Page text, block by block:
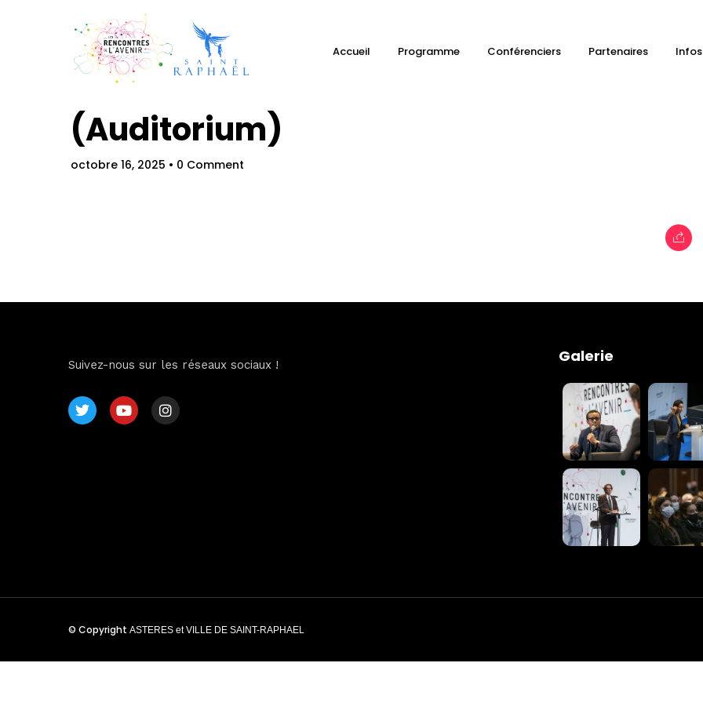
Accueil Programme Conférenciers Partenaires Infos
Changer de regard sur l’obésité
(Auditorium)
octobre 16, 2025 • 0 Comment
Suivez-nous sur les réseaux sociaux ! Galerie
© Copyright ASTERES et VILLE DE SAINT-RAPHAEL
Schedules
Speakers
Sunday to
Where
467
Los
Get